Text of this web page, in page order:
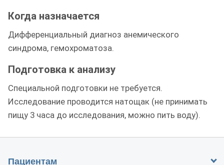
Когда назначается
Дифференциальный диагноз анемического
синдрома, гемохроматоза.
Подготовка к анализу
Специальной подготовки не требуется.
Исследование проводится натощак (не принимать
пищу 3 часа до исследования, можно пить воду).
Пациентам